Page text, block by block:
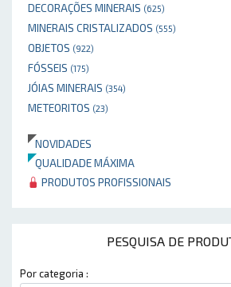
DECORAÇÕES MINERAIS (625)
MINERAIS CRISTALIZADOS (555)
OBJETOS (922)
FÓSSEIS (175)
JÓIAS MINERAIS (354)
METEORITOS (23)
NOVIDADES
QUALIDADE MÁXIMA
PRODUTOS PROFISSIONAIS
PESQUISA DE
Por categoria :